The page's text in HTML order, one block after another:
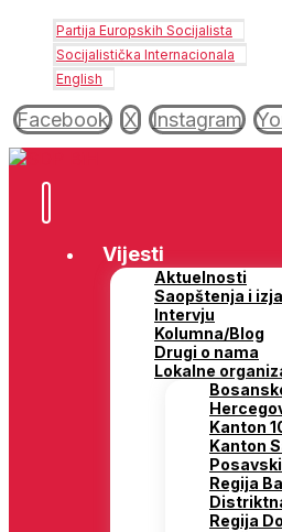
Partija Europskih Socijalista
Socijalistička Internacionala
English
Facebook X Instagram
Vijesti
Aktuelnosti
Saopštenja i
Intervju
Kolumna/Blog
Drugi o nama
Lokalne
Kanton
Kanton
Regija
Regija